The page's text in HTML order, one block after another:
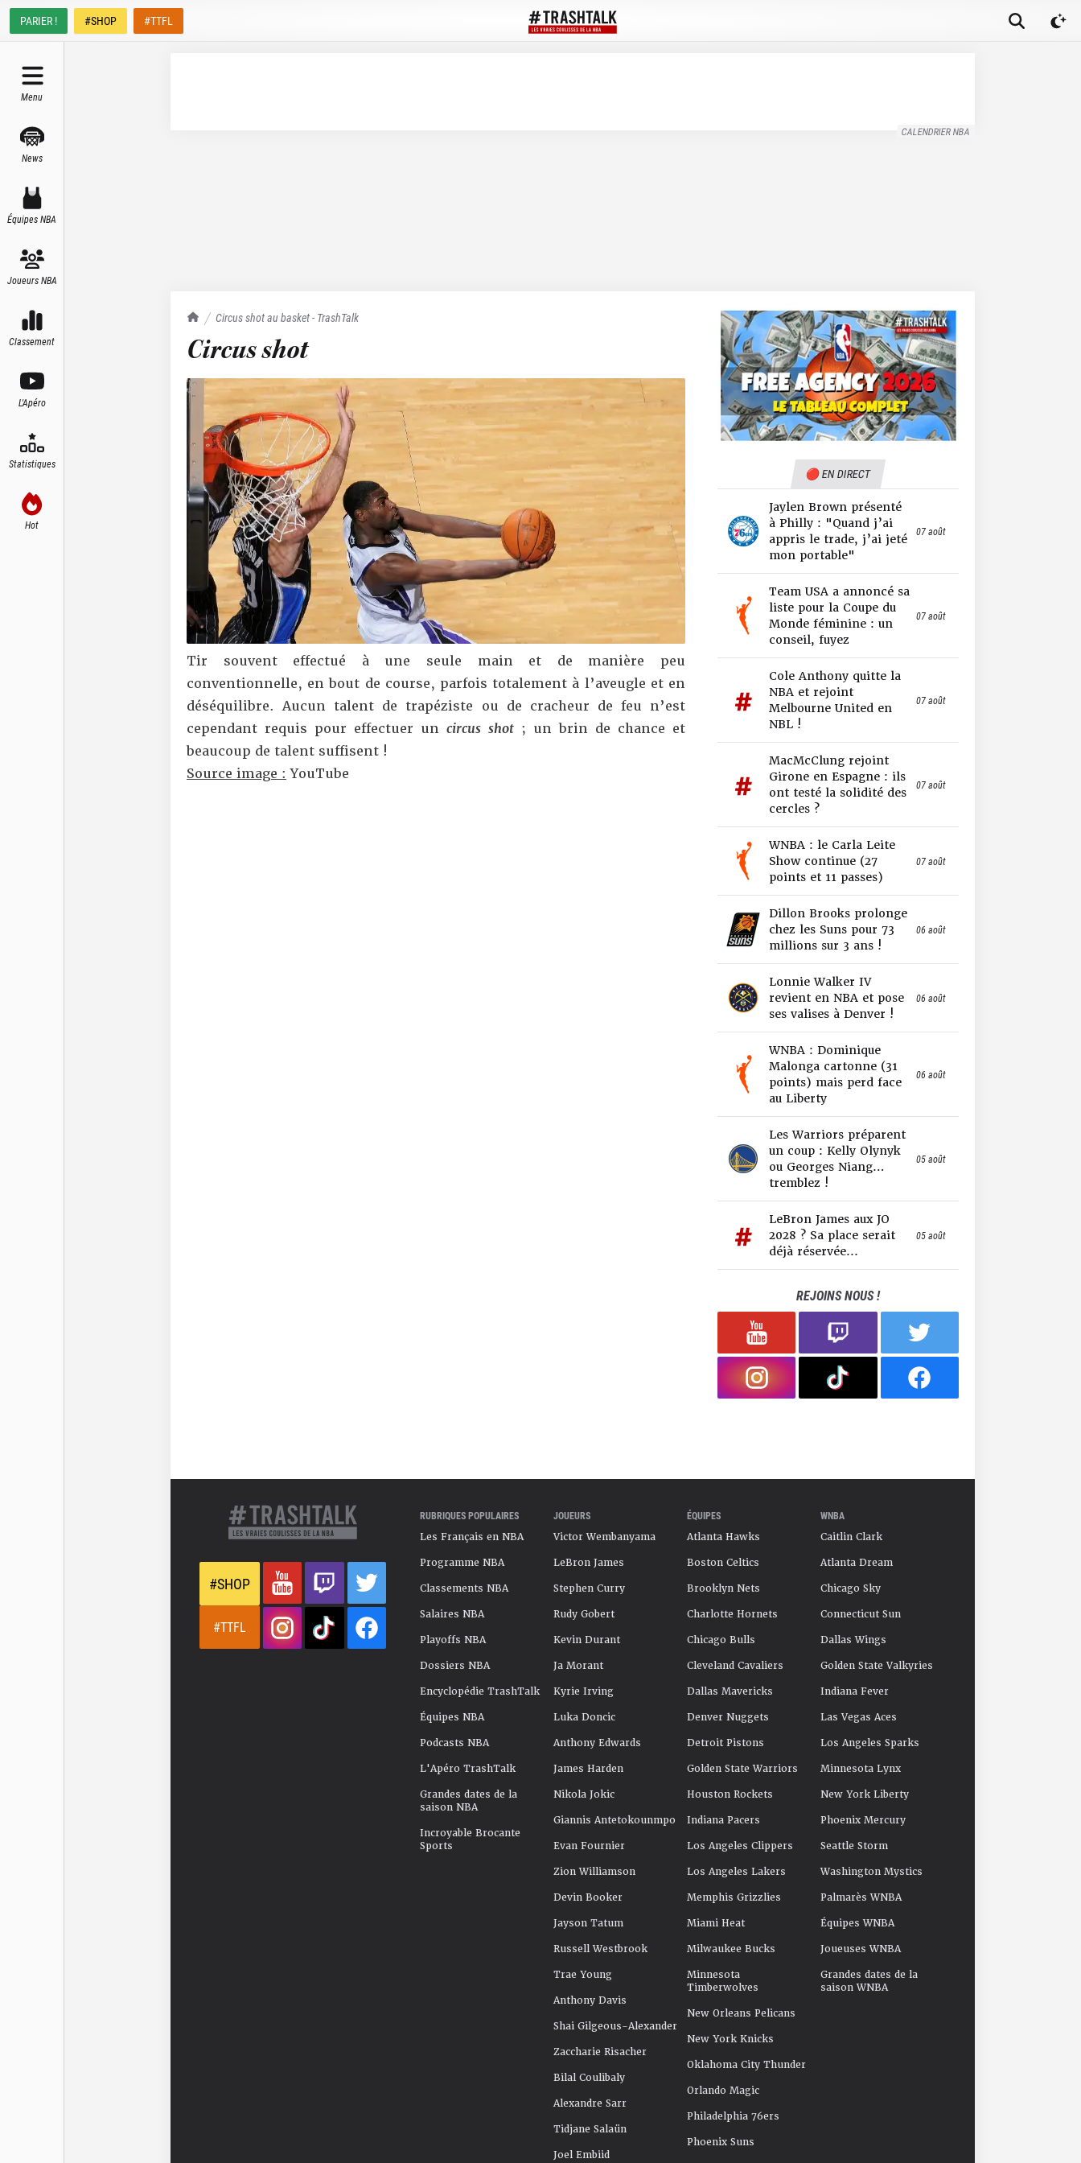
PARIER ! #SHOP #TTFL
Menu
News
Équipes NBA
Joueurs NBA
Classement
L'Apéro
Statistiques
Hot
CALENDRIER NBA
TrashTalk Actu NBA
Circus shot au basket - TrashTalk
Circus shot
Tir souvent effectué à une seule main et de manière peu
conventionnelle, en bout de course, parfois totalement à l’aveugle et en
déséquilibre. Aucun talent de trapéziste ou de cracheur de feu n’est
cependant requis pour effectuer uncircus shot; un brin de chance et
beaucoup de talent suffisent !
Source image : YouTube
🔴 EN DIRECT
Jaylen Brown présenté
à Philly : "Quand j’ai
appris le trade, j’ai jeté
mon portable"
07 août
Team USA a annoncé sa
liste pour la Coupe du
Monde féminine : un
conseil, fuyez
07 août
Cole Anthony quitte la
NBA et rejoint
Melbourne United en
NBL !
07 août
MacMcClung rejoint
Girone en Espagne : ils
ont testé la solidité des
cercles ?
07 août
WNBA : le Carla Leite
Show continue (27
points et 11 passes)
07 août
Dillon Brooks prolonge
chez les Suns pour 73
millions sur 3 ans !
06 août
Lonnie Walker IV
revient en NBA et pose
ses valises à Denver !
06 août
WNBA : Dominique
Malonga cartonne (31
points) mais perd face
au Liberty
06 août
Les Warriors préparent
un coup : Kelly Olynyk
ou Georges Niang…
tremblez !
05 août
LeBron James aux JO
2028 ? Sa place serait
déjà réservée...
05 août
REJOINS NOUS !
#SHOP
#TTFL
RUBRIQUES POPULAIRES
Les Français en NBA
Programme NBA
Classements NBA
Salaires NBA
Playoffs NBA
Dossiers NBA
Encyclopédie TrashTalk
Équipes NBA
Podcasts NBA
L'Apéro TrashTalk
Grandes dates de la
saison NBA
Incroyable Brocante
Sports
JOUEURS
Victor Wembanyama
LeBron James
Stephen Curry
Rudy Gobert
Kevin Durant
Ja Morant
Kyrie Irving
Luka Doncic
Anthony Edwards
James Harden
Nikola Jokic
Giannis Antetokounmpo
Evan Fournier
Zion Williamson
Devin Booker
Jayson Tatum
Russell Westbrook
Trae Young
Anthony Davis
Shai Gilgeous-Alexander
Zaccharie Risacher
Bilal Coulibaly
Alexandre Sarr
Tidjane Salaün
Joel Embiid
ÉQUIPES
Atlanta Hawks
Boston Celtics
Brooklyn Nets
Charlotte Hornets
Chicago Bulls
Cleveland Cavaliers
Dallas Mavericks
Denver Nuggets
Detroit Pistons
Golden State Warriors
Houston Rockets
Indiana Pacers
Los Angeles Clippers
Los Angeles Lakers
Memphis Grizzlies
Miami Heat
Milwaukee Bucks
Minnesota
Timberwolves
New Orleans Pelicans
New York Knicks
Oklahoma City Thunder
Orlando Magic
Philadelphia 76ers
Phoenix Suns
WNBA
Caitlin Clark
Atlanta Dream
Chicago Sky
Connecticut Sun
Dallas Wings
Golden State Valkyries
Indiana Fever
Las Vegas Aces
Los Angeles Sparks
Minnesota Lynx
New York Liberty
Phoenix Mercury
Seattle Storm
Washington Mystics
Palmarès WNBA
Équipes WNBA
Joueuses WNBA
Grandes dates de la
saison WNBA